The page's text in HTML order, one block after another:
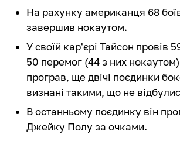
На рахунку американця 68
завершив нокаутом.
У своїй кар'єрі Тайсон провів
50 перемог (44 з них
програв, ще двічі поєдинки
визнані такими, що не
В останньому поєдинку він
Джейку Полу за очками.